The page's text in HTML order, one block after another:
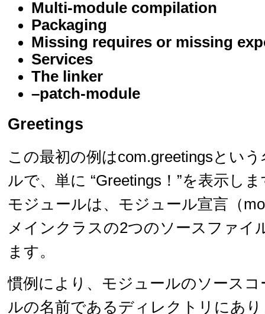
Multi-module compilation
Packaging
Missing requires or missing
Services
The linker
–patch-module
Greetings
この最初の例はcom.greetingsとい
ルで、単に “Greetings！”を表示し
モジュールは、モジュール宣言（
メインクラスの2つのソースファイ
ます。
慣例により、モジュールのソース
ルの名前であるディレクトリにあ